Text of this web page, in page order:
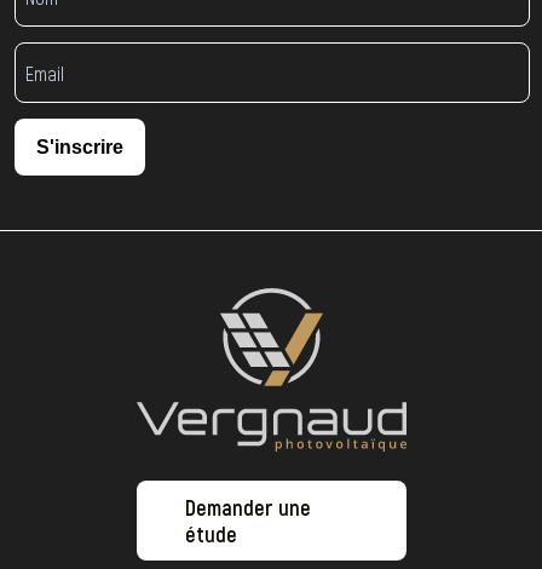
S'inscrire
Demander une
étude